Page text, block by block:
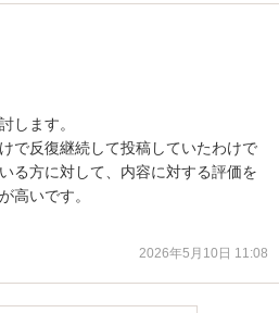
します。
で反復継続して投稿していたわけで
る方に対して、内容に対する評価を
高いです。
2026年5月10日 11:08